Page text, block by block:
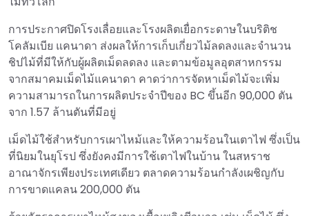
การประกาศปิดโรงเลื่อยและโรงผลิตเยื่อกระดาษในบริติช
โคลัมเบีย แคนาดา ส่งผลให้การเก็บเกี่ยวไม้ลดลงและจำนวน
ชิปไม้ที่มีให้กับผู้ผลิตเม็ดลดลง และตามข้อมูลอุตสาหกรรม
จากสมาคมเม็ดไม้แคนาดา คาดว่าการจัดหาเม็ดไม้จะเพิ่ม
ความสามารถในการผลิตประจำปีของ BC ขึ้นอีก 90,000 ตัน
จาก 1.57 ล้านตันที่มีอยู่
เม็ดไม้ใช้สำหรับการเผาไหม้และให้ความร้อนในเตาไฟ ซึ่งเป็น
ที่นิยมในยุโรป ซึ่งยังคงมีการใช้เตาไฟในบ้าน ในสหราช
อาณาจักรเพียงประเทศเดียว ตลาดความร้อนกำลังเผชิญกับ
การขาดแคลน 200,000 ตัน